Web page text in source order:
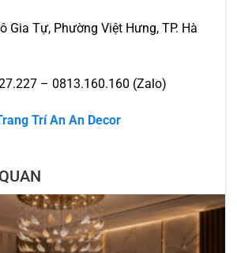
Gia Tự, Phường Việt Hưng, TP. Hà
– 0813.160.160 (Zalo)
Trí An An Decor